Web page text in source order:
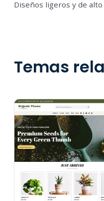
Diseños ligeros y de
Temas